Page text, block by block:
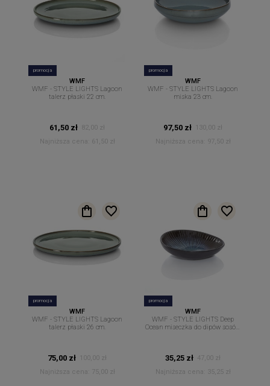
promocja
WMF
WMF - STYLE LIGHTS Lagoon
talerz płaski 22 cm.
61,50 zł 82,00 zł
Najniższa cena:
61,50 zł
promocja
WMF
WMF - STYLE LIGHTS Lagoon
miska 23 cm.
97,50 zł
130,00 zł
Najniższa cena:
97,50 zł
promocja
WMF
WMF - STYLE LIGHTS Lagoon
talerz płaski 26 cm.
75,00 zł
100,00 zł
Najniższa cena:
75,00 zł
promocja
WMF
WMF - STYLE LIGHTS Deep
Ocean miseczka do dipów sosów
35,25 zł
47,00 zł
Najniższa cena:
35,25 zł